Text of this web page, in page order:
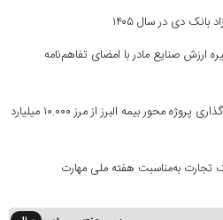
دی در سال ۱۴۰۵
ارزش صنایع مادر با امضای تفاهم‌نامه
فروش بیمه‌های زندگی و سرمایه گذاری پروژه محور بیمه البرز از مرز ۱۰.۰۰۰ میلیارد
تجارت به‌مناسبت هفته ملی مهارت